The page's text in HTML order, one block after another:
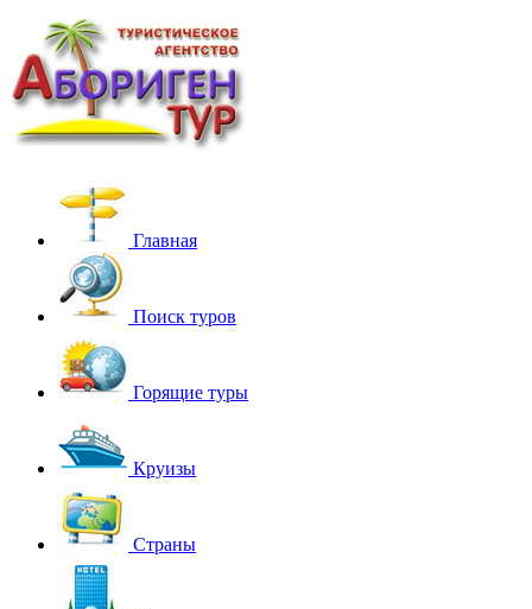
Главная
Поиск туров
Горящие туры
Круизы
Страны